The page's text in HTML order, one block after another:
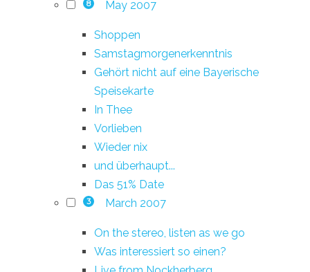
8 May 2007
Shoppen
Samstagmorgenerkenntnis
Gehört nicht auf eine Bayerische
Speisekarte
In Thee
Vorlieben
Wieder nix
und überhaupt...
Das 51% Date
3 March 2007
On the stereo, listen as we go
Was interessiert so einen?